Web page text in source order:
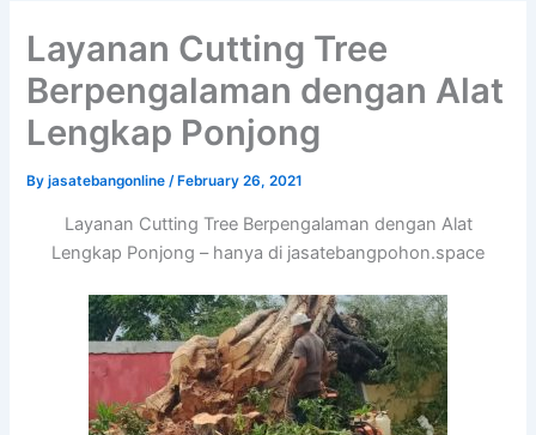
Layanan Cutting Tree
Berpengalaman dengan Alat
Lengkap Ponjong
Byjasatebangonline/ February 26, 2021
Layanan Cutting Tree Berpengalaman dengan Alat
Lengkap Ponjong – hanya di jasatebangpohon.space